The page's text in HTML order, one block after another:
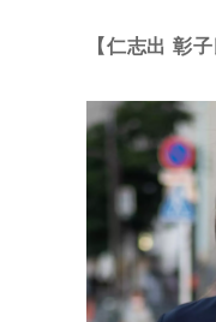
【仁志出 彰